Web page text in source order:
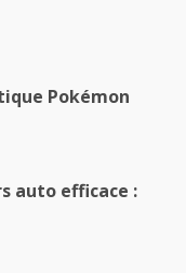
Pokémon
auto efficace :